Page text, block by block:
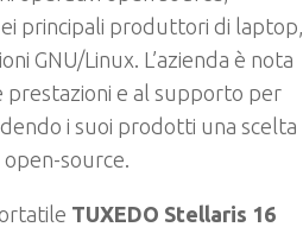
principali produttori di laptop,
GNU/Linux. L’azienda è nota
e al supporto per
i suoi prodotti una scelta
source.
TUXEDO Stellaris 16